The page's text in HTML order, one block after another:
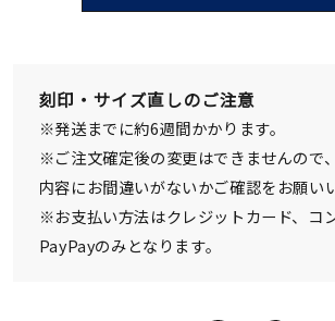
08
送
¥29,700 (tax
in)
刻印・サイズ直しのご注意
※発送までに約6週間かかります。
※ご注文確定後の変更はできませんので
内容にお間違いがないかご確認をお願い
※お支払い方法はクレジットカード、コ
PayPayのみとなります。